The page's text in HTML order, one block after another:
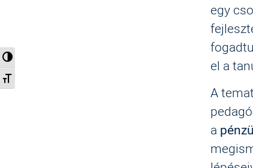
Nagy kontraszt váltása
Betűméret váltása
egy
el a
A
a